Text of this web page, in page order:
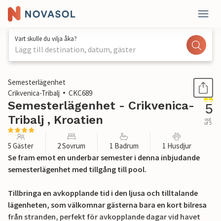
Vart skulle du vilja åka?
Lägg till destination, datum, gäster
1 / 38
Semesterlägenhet
Crikvenica-Tribalj
CKC689
Semesterlägenhet - Crikvenica-
Tribalj , Kroatien
5
out
of 5
5 Gäster 2 Sovrum 1 Badrum 1 Husdjur
Se fram emot en underbar semester i denna inbjudande
semesterlägenhet med tillgång till pool.
Tillbringa en avkopplande tid i den ljusa och tilltalande
lägenheten, som välkomnar gästerna bara en kort bilresa
från stranden, perfekt för avkopplande dagar vid havet